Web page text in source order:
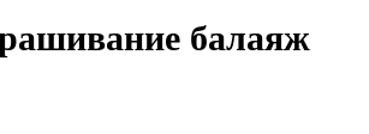
балаяж